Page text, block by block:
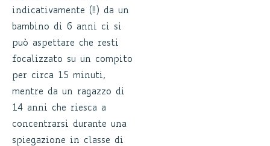
indicativamente (!!) da un
bambino di 6 anni ci si
può aspettare che resti
focalizzato su un compito
per circa 15 minuti,
mentre da un ragazzo di
14 anni che riesca a
concentrarsi durante una
spiegazione in classe di